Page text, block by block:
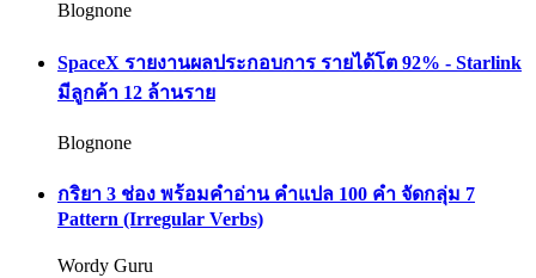
Blognone
SpaceX รายงานผลประกอบการ รายได้โต 92% - Starlink
มีลูกค้า 12 ล้านราย
Blognone
กริยา 3 ช่อง พร้อมคำอ่าน คำแปล 100 คำ จัดกลุ่ม 7
Pattern (Irregular Verbs)
Wordy Guru